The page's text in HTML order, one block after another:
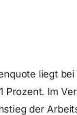
liegt
Prozent. Im
der